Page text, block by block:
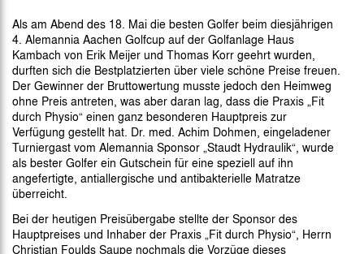
Als am Abend des 18. Mai die besten Golfer beim diesjährigen
4. Alemannia Aachen Golfcup auf der Golfanlage Haus
Kambach von Erik Meijer und Thomas Korr geehrt wurden,
durften sich die Bestplatzierten über viele schöne Preise freuen.
Der Gewinner der Bruttowertung musste jedoch den Heimweg
ohne Preis antreten, was aber daran lag, dass die Praxis „Fit
durch Physio“ einen ganz besonderen Hauptpreis zur
Verfügung gestellt hat. Dr. med. Achim Dohmen, eingeladener
Turniergast vom Alemannia Sponsor „Staudt Hydraulik“, wurde
als bester Golfer ein Gutschein für eine speziell auf ihn
angefertigte, antiallergische und antibakterielle Matratze
überreicht.
Bei der heutigen Preisübergabe stellte der Sponsor des
Hauptpreises und Inhaber der Praxis „Fit durch Physio“, Herrn
Christian Foulds Saupe nochmals die Vorzüge dieses